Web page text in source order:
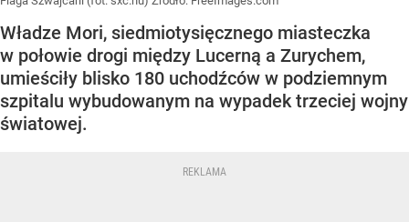
Władze Mori, siedmiotysięcznego miasteczka
w połowie drogi między Lucerną a Zurychem,
umieściły blisko 180 uchodźców w podziemnym
szpitalu wybudowanym na wypadek trzeciej wojny
światowej.